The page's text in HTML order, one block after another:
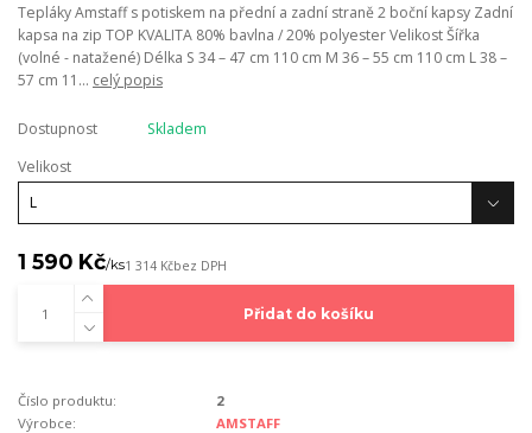
Tepláky Amstaff s potiskem na přední a zadní straně 2 boční kapsy Zadní
kapsa na zip TOP KVALITA 80% bavlna / 20% polyester Velikost Šířka
(volné - natažené) Délka S 34 – 47 cm 110 cm M 36 – 55 cm 110 cm L 38 –
57 cm 11... celý popis
Dostupnost
Skladem
Velikost
1 590 Kč/ks1 314 Kčbez DPH
Přidat do košíku
Číslo produktu:
2
Výrobce:
AMSTAFF